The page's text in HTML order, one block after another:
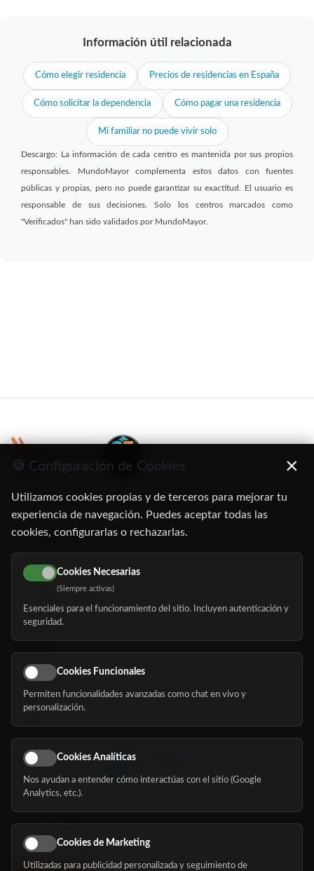
Información útil relacionada
Cómo elegir residencia Precios de residencias en España
Cómo solicitar la dependencia Cómo pagar una residencia
Mi familiar no puede vivir solo
Descargo: La información de cada centro es mantenida por sus propios
responsables. MundoMayor complementa estos datos con fuentes
públicas y propias, pero no puede garantizar su exactitud. El usuario es
responsable de sus decisiones. Solo los centros marcados como
"Verificados" han sido validados por MundoMayor.
C/ Oruro, 11. 28016 Madrid
91 345 06 26
616 113 103
hola@mundomayor.com
Buscador de residencias
Eventos
Nosotros
Síguenos
🍪 Configuración de Cookies ×
Utilizamos cookies propias y de terceros para mejorar tu
experiencia de navegación. Puedes aceptar todas las
cookies, configurarlas o rechazarlas.
Cookies Necesarias
(Siempre activas)
Esenciales para el funcionamiento del sitio. Incluyen autenticación y
seguridad.
Cookies Funcionales
Permiten funcionalidades avanzadas como chat en vivo y
personalización.
Cookies Analíticas
Nos ayudan a entender cómo interactúas con el sitio (Google
Analytics, etc.).
Cookies de Marketing
Utilizadas para publicidad personalizada y seguimiento de